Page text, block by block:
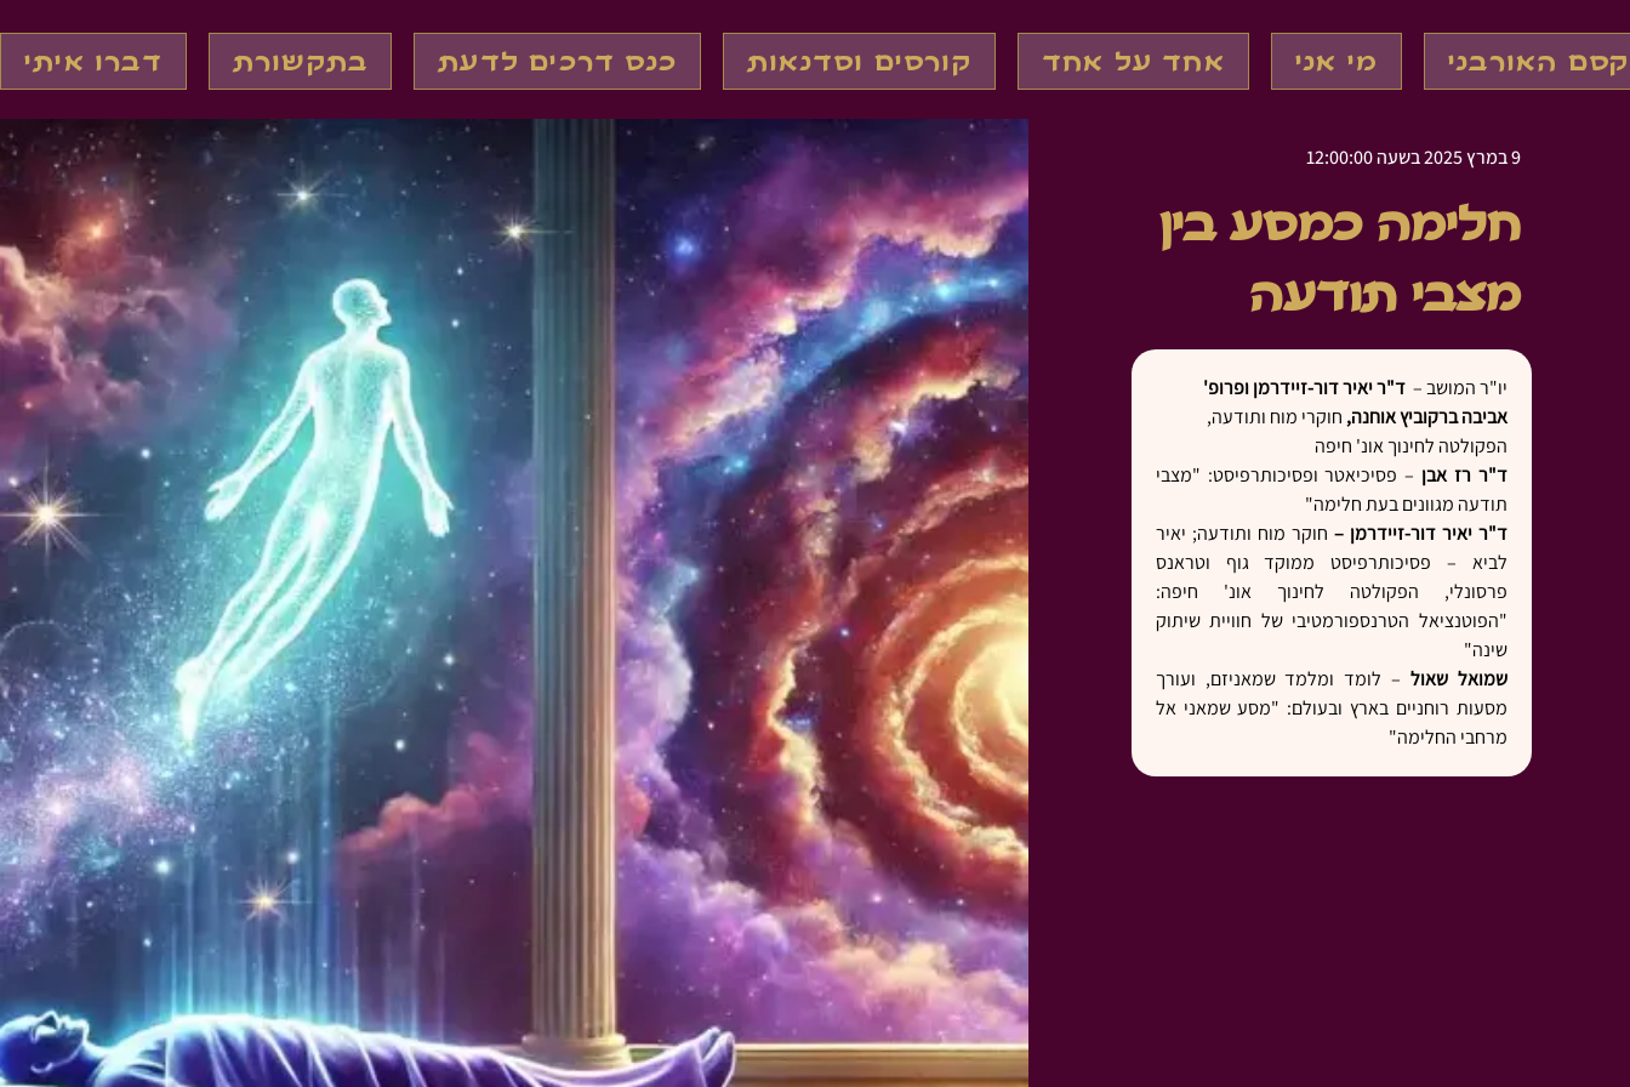
האורבני מי אני אחד על אחד קורסים וסדנאות כנס דרכים לדעת בתקשורת דברו איתי
9 במרץ 2025 בשעה 12:00:00
חלימה כמסע בין
מצבי תודעה
יו"ר המושב – ד"ר יאיר דור-זיידרמן ופרופ'
אביבה ברקוביץ אוחנה, חוקרי מוח ותודעה,
הפקולטה לחינוך אונ' חיפה
ד"ר רז אבן
תודעה מגוונים בעת חלימה"
ד"ר יאיר דור-זיידרמן –
שינה"
שמואל שאול
מרחבי החלימה"